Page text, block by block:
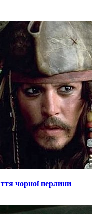
чорної перлини